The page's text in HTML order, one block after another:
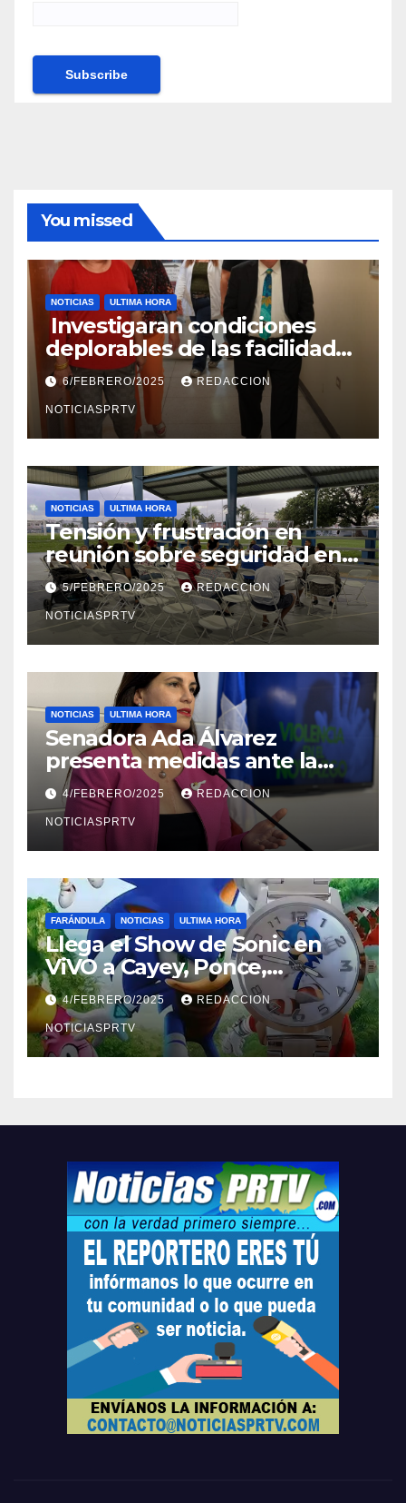
You missed
NOTICIAS ULTIMA HORA
Investigaran condiciones
deplorables de las facilidades
el Departamento de la Salud
en Mayagüez
6/FEBRERO/2025 REDACCION
NOTICIASPRTV
NOTICIAS ULTIMA HORA
Tensión y frustración en
reunión sobre seguridad en
Reparto Metropolitano
5/FEBRERO/2025 REDACCION
NOTICIASPRTV
NOTICIAS ULTIMA HORA
Senadora Ada Álvarez
presenta medidas ante la
violencia en el noviazgo
4/FEBRERO/2025 REDACCION
NOTICIASPRTV
FARÁNDULA NOTICIAS ULTIMA HORA
Llega el Show de Sonic en
ViVO a Cayey, Ponce,
Barceloneta y Humacao,
Relojes gratis para el que
compre ahora….
4/FEBRERO/2025 REDACCION
NOTICIASPRTV